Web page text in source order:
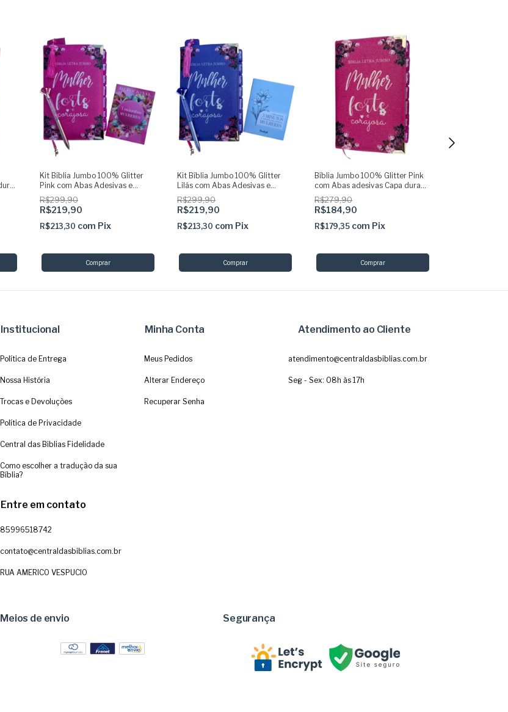
Kit Bíblia Jumbo 100% Glitter
Pink com Abas Adesivas e
Pingente + Caneta + Devocional
+ Marca
R$299,90
R$219,90
R$213,30 com Pix
Kit Bíblia Jumbo 100% Glitter
Lilás com Abas Adesivas e
Pingente + Caneta + Devocional
+ Marca
R$299,90
R$219,90
R$213,30 com Pix
Bíblia Jumbo 100% Glitter Pink
com Abas adesivas Capa dura
Acolchoada e Harpa
R$279,90
R$184,90
R$179,35 com Pix
Institucional
Política de Entrega
Nossa História
Trocas e Devoluções
Política de Privacidade
Central das Biblias Fidelidade
Como escolher a tradução da sua
Bíblia?
Minha Conta
Meus Pedidos
Alterar Endereço
Recuperar Senha
Atendimento ao Cliente
atendimento@centraldasbiblias.com.br
Seg - Sex: 08h às 17h
Entre em contato
85996518742
contato@centraldasbiblias.com.br
RUA AMERICO VESPUCIO
Meios de envio Segurança